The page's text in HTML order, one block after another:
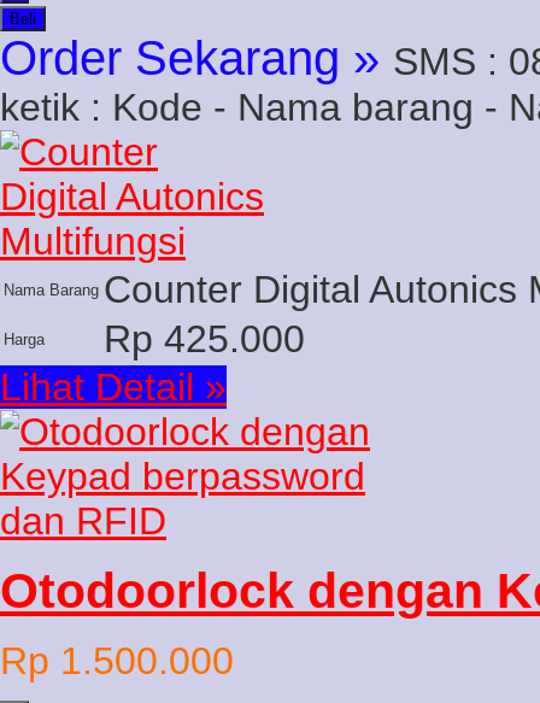
Beli
Order Sekarang » SMS :
ketik : Kode - Nama barang -
Nama Barang Counter Digital Autonics
Harga
Rp 425.000
Lihat Detail »
Otodoorlock dengan
Rp 1.500.000